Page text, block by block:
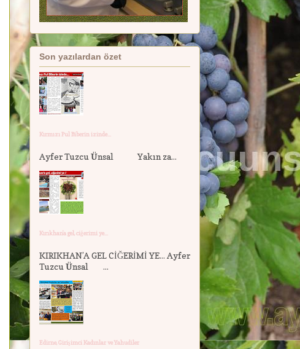
Son yazılardan özet
Kırmızı Pul Biberin izinde...
Ayfer Tuzcu Ünsal Yakın za...
Kırıkhan'a gel, ciğerimi ye...
KIRIKHAN’A GEL CİĞERİMİ YE... Ayfer
Tuzcu Ünsal ...
Edirne, Girişimci Kadınlar ve Yahudiler